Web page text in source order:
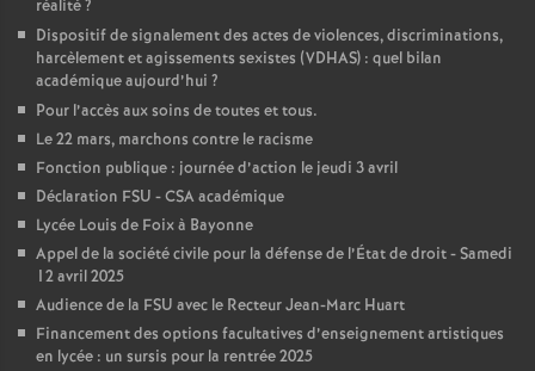
r
s
réalité?
Dispositif de signalement des actes de violences, discriminations,
harcèlement et agissements sexistes (VDHAS) : quel bilan
académique aujourd’hui ?
Pour l’accès aux soins de toutes et tous.
Le 22 mars, marchons contre le racisme
Fonction publique : journée d’action le jeudi 3 avril
Déclaration FSU - CSA académique
Lycée Louis de Foix à Bayonne
Appel de la société civile pour la défense de l’État de droit - Samedi
12 avril 2025
Audience de la FSU avec le Recteur Jean-Marc Huart
Financement des options facultatives d’enseignement artistiques
en lycée : un sursis pour la rentrée 2025